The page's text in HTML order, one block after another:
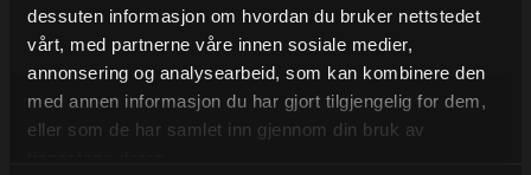
dessuten informasjon om hvordan du bruker nettstedet
vårt, med partnerne våre innen sosiale medier,
annonsering og analysearbeid, som kan kombinere den
med annen informasjon du har gjort tilgjengelig for dem,
eller som de har samlet inn gjennom din bruk av
FSC mix, 70 gr.
Kobberfarget papir med blågrønt mønster av palmer,
leopard og slanger.
Papiret har shimmereffekt.
Ensfarget innsidetrykk i en grønn nyanse.